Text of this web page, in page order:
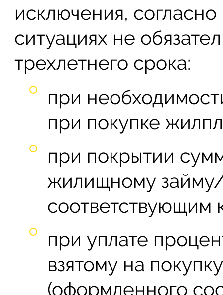
исключения,
ситуациях не
трехлетнего срока:
при
при покупке
при покрытии
жилищному
соответствующим
при уплате
взятому на
(оформленного